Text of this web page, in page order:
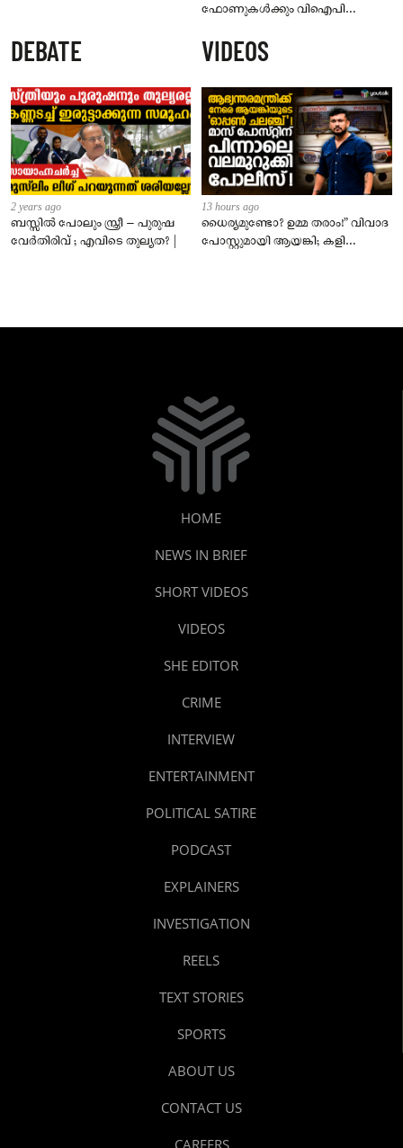
ഫോണുകൾക്കും വിഐപി
സെപ്റ്റംബർ 1 മുതൽ നിലവിൽ
വരും
DEBATE
2 years ago
ബസ്സിൽ പോലും സ്ത്രീ – പുരുഷ
വേർതിരിവ് ; എവിടെ തുല്യത? |
VIDEOS
13 hours ago
ധൈര്യമുണ്ടോ? ഉമ്മ തരാം!” വിവാദ
പോസ്റ്റുമായി ആയങ്കി; കളി
HOME
NEWS IN BRIEF
SHORT VIDEOS
VIDEOS
SHE EDITOR
CRIME
INTERVIEW
ENTERTAINMENT
POLITICAL SATIRE
PODCAST
EXPLAINERS
INVESTIGATION
REELS
TEXT STORIES
SPORTS
ABOUT US
CONTACT US
CAREERS